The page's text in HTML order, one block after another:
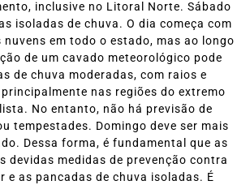
inclusive no Litoral Norte. Sábado
isoladas de chuva. O dia começa com
em todo o estado, mas ao longo
de um cavado meteorológico pode
de chuva moderadas, com raios e
nas regiões do extremo
No entanto, não há previsão de
tempestades. Domingo deve ser mais
Dessa forma, é fundamental que as
devidas medidas de prevenção contra
e as pancadas de chuva isoladas. É